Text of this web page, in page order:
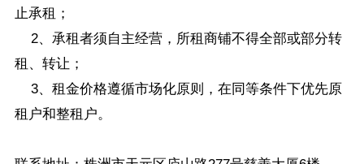
止承租；
2、承租者须自主经营，所租商铺不得全部或部分转
租、转让；
3、租金价格遵循市场化原则，在同等条件下优先原
租户和整租户。